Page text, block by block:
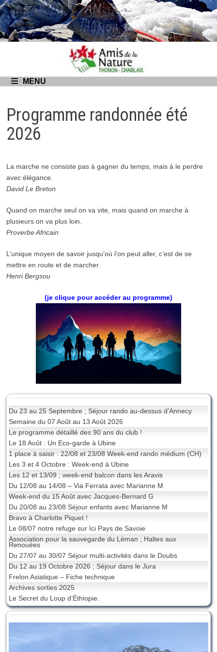
Passer
MENU
Programme randonnée été
2026
La marche ne consiste pas à gagner du temps, mais à le perdre
avec élégance.
David Le Breton
Quand on marche seul on va vite, mais quand on marche à
plusieurs on va plus loin.
Proverbe Africain
L’unique moyen de savoir jusqu’où l’on peut aller, c’est de se
mettre en route et de marcher.
Henri Bergsou
(je clique pour accéder au programme)
Du 23 au 25 Septembre ; Séjour rando au-dessus d’Annecy
Semaine du 07 Août au 13 Août 2026
Le programme détaillé des 90 ans du club !
Le 18 Août : Un Eco-garde à Ubine
1 place à saisir : 22/08 et 23/08 Week-end rando médium (CH)
Les 3 et 4 Octobre : Week-end à Ubine
Les 12 et 13/09 ; week-end balcon dans les Aravis
Du 12/08 au 14/08 – Via Ferrata avec Marianne M
Week-end du 15 Août avec Jacques-Bernard G
Du 20/08 au 23/08 Séjour enfants avec Marianne M
Bravo à Charlotte Piquet !
Le 08/07 notre refuge sur Ici Pays de Savoie
Association pour la sauvegarde du Léman ; Haltes aux
Renouées
Du 27/07 au 30/07 Séjour multi-activités dans le Doubs
Du 12 au 19 Octobre 2026 ; Séjour dans le Jura
Frelon Asiatique – Fiche technique
Archives sorties 2025
Le Secret du Loup d’Éthiopie.